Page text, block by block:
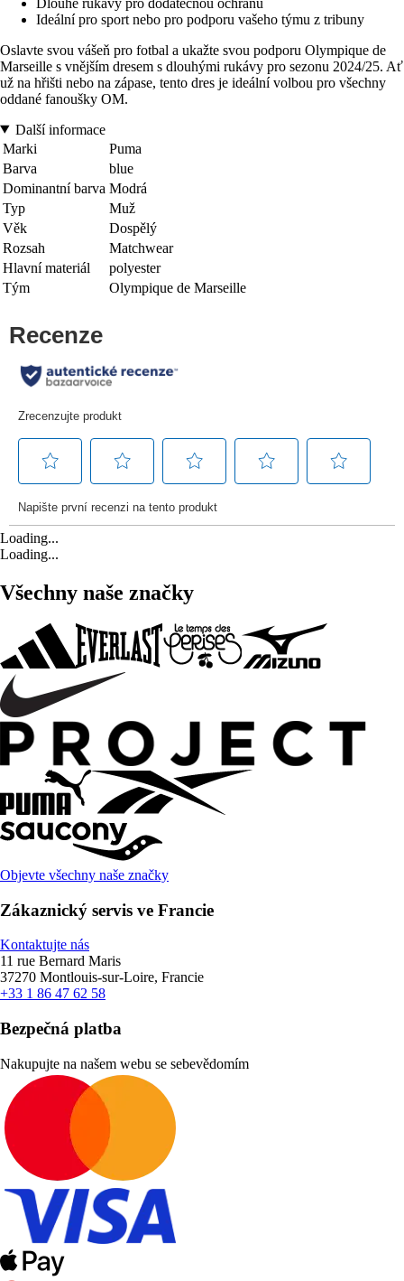
Ideální pro sport nebo pro podporu vašeho týmu z tribuny
Oslavte svou vášeň pro fotbal a ukažte svou podporu Olympique de
Marseille s vnějším dresem s dlouhými rukávy pro sezonu 2024/25. Ať
už na hřišti nebo na zápase, tento dres je ideální volbou pro všechny
oddané fanoušky OM.
Další informace
Marki
Puma
Barva
blue
Dominantní barva Modrá
Typ
Muž
Věk
Dospělý
Rozsah
Matchwear
Hlavní materiál
polyester
Tým
Olympique de Marseille
Loading...
Loading...
Všechny naše značky
Objevte všechny naše značky
Zákaznický servis ve Francie
Kontaktujte nás
11 rue Bernard Maris
37270 Montlouis-sur-Loire, Francie
+33 1 86 47 62 58
Bezpečná platba
Nakupujte na našem webu se sebevědomím